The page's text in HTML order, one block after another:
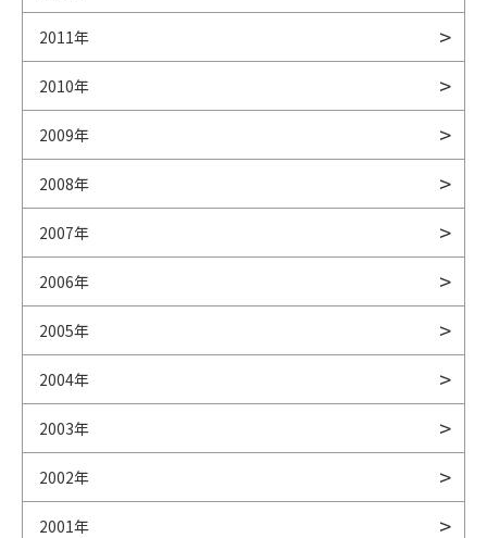
2011年
2010年
2009年
2008年
2007年
2006年
2005年
2004年
2003年
2002年
2001年